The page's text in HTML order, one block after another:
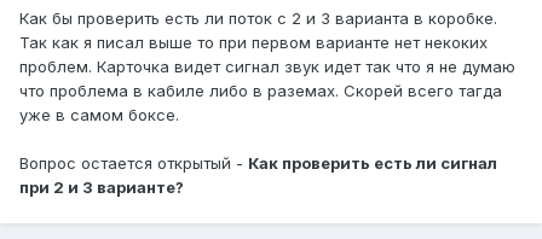
Как бы проверить есть ли поток с 2 и 3 варианта в коробке.
Так как я писал выше то при первом варианте нет некоких
проблем. Карточка видет сигнал звук идет так что я не думаю
что проблема в кабиле либо в раземах. Скорей всего тагда
уже в самом боксе.
Вопрос остается открытый - Как проверить есть ли сигнал
при 2 и 3 варианте?